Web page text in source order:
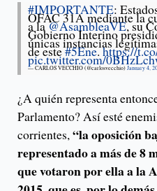
#IMPORTANTE:
OFAC 31A mediante la
a la@AsambleaVE, su
Gobierno Interino
únicas instancias
de este#5Ene.https://
pic.twitter.com/
— CARLOS VECCHIO (@carlosvecchio) January 4,
¿A quién representa
Parlamento? Así esté
corrientes,“la oposición
representado a más de 8
que votaron por ella a la